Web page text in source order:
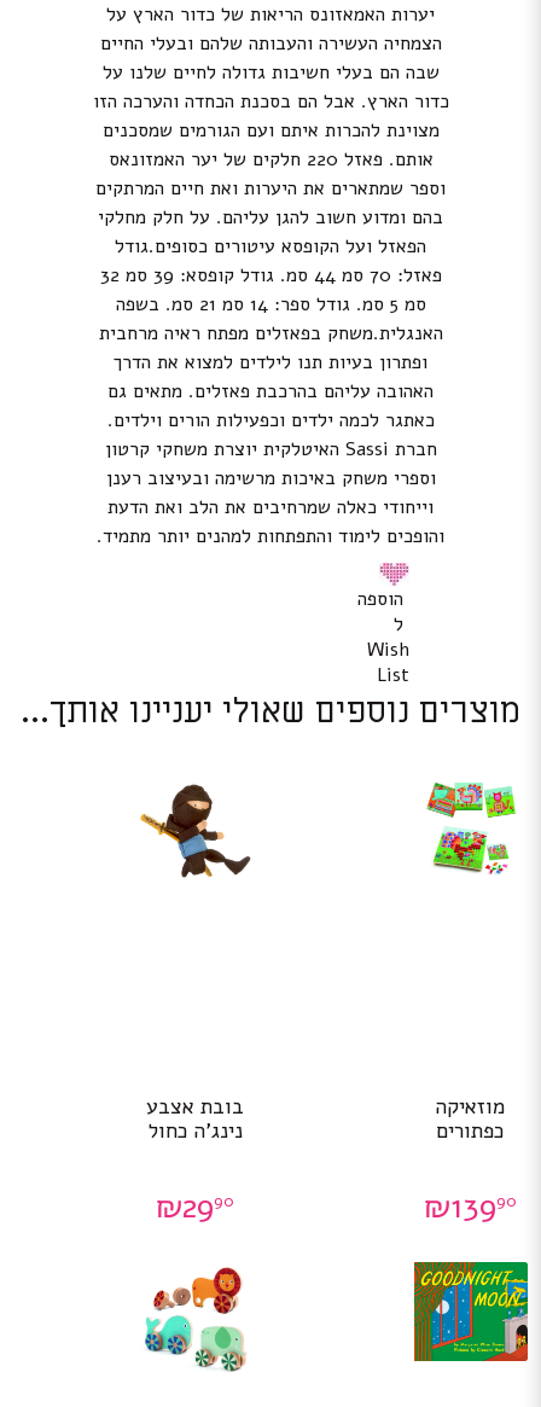
יערות האמאזונס הריאות של כדור הארץ על
הצמחיה העשירה והעבותה שלהם ובעלי החיים
שבה הם בעלי חשיבות גדולה לחיים שלנו על
כדור הארץ. אבל הם בסכנת הכחדה והערכה הזו
מצוינת להכרות איתם ועם הגורמים שמסכנים
אותם. פאזל 220 חלקים של יער האמזונאס
וספר שמתארים את היערות ואת חיים המרתקים
בהם ומדוע חשוב להגן עליהם. על חלק מחלקי
הפאזל ועל הקופסא עיטורים כסופים.גודל
פאזל: 70 סמ 44 סמ. גודל קופסא: 39 סמ 32
סמ 5 סמ. גודל ספר: 14 סמ 21 סמ. בשפה
האנגלית.משחק בפאזלים מפתח ראיה מרחבית
ופתרון בעיות תנו לילדים למצוא את הדרך
האהובה עליהם בהרכבת פאזלים. מתאים גם
כאתגר לכמה ילדים וכפעילות הורים וילדים.
חברת Sassi האיטלקית יוצרת משחקי קרטון
וספרי משחק באיכות מרשימה ובעיצוב רענן
וייחודי כאלה שמרחיבים את הלב ואת הדעת
והופכים לימוד והתפתחות למהנים יותר מתמיד.
הוספה
ל
Wish
List
מוצרים נוספים שאולי יעניינו אותך...
מוזאיקה
כפתורים
₪13990
בובת אצבע
נינג’ה כחול
₪2990